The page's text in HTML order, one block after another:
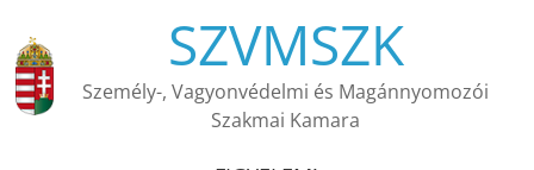
content
SZVMSZK
Személy-, Vagyonvédelmi és Magánnyomozói
Szakmai Kamara